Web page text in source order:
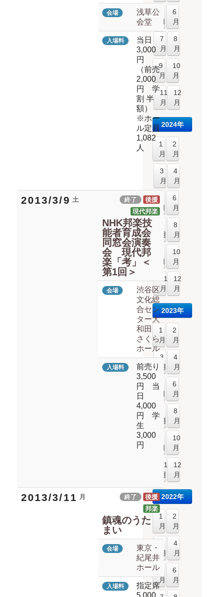
会場
浅草公
会堂
入場料
当日
3,000
円
（前売
2,000
円 学
割 半
額）
※ホー
ル定員
1,082
人
2013/3/9 土 終了
後援
現代邦楽
NHK邦楽技
能者育成会
同窓会演奏
会 現代邦
楽「考」＜
第1回＞
会場
渋谷区
文化総
合セン
ター大
和田
さくら
ホール
入場料
前売り
3,500
円 当
日
4,000
円 学
生
3,000
円
2013/3/11 月 終了
後援
邦楽
鎮魂のうた
まい
会場
東京・
紀尾井
ホール
入場料
指定席
5,000
5
月
6
月
7
月
8
月
9
月
10
月
11
月
12
月
2024年
1
月
2
月
3
月
4
月
5
月
6
月
月
8
月
月
10
月
11
月
12
月
2023年
1
月
2
月
3
月
4
月
月
6
月
月
8
月
月
10
月
11
月
12
月
2022年
1
月
2
月
月
4
月
5
月
6
月